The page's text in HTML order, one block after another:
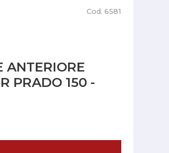
Cod. 6581
ANTERIORE
PRADO 150 -